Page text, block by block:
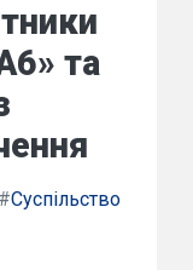
та
#Суспільство